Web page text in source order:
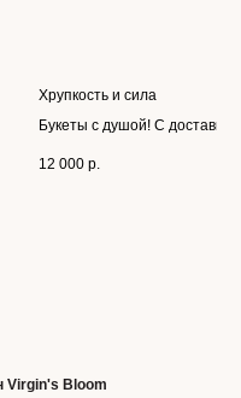
Хрупкость и сила
Букеты с душой! С
12 000 р.
Virgin's Bloom